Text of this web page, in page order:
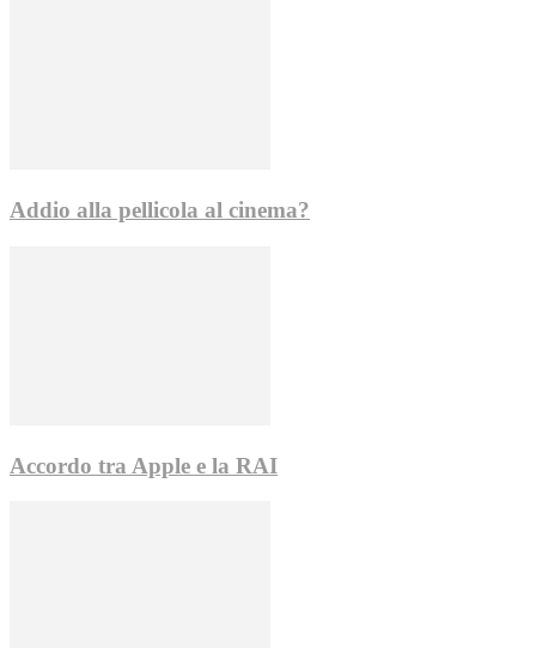
Addio alla pellicola al cinema?
Accordo tra Apple e la RAI